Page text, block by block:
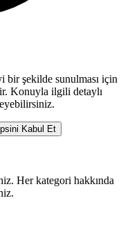
şekilde sunulması için
Konuyla ilgili detaylı
Kabul Et
Her kategori hakkında